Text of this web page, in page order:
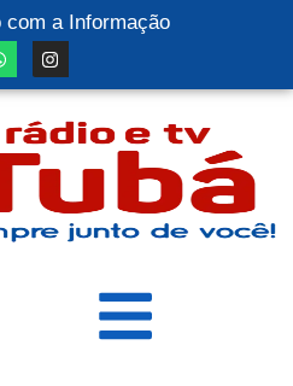
com a Informação